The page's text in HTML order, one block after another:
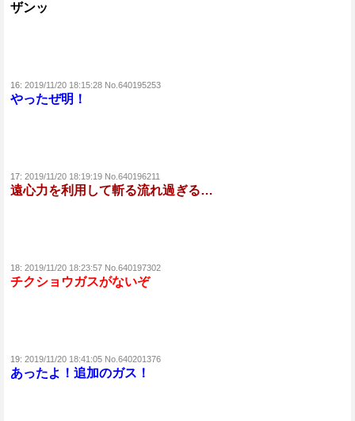
ザンッ
16: 2019/11/20 18:15:28 No.640195253
やったぜ明！
17: 2019/11/20 18:19:19 No.640196211
遠心力を利用して斬る流れ過ぎる…
18: 2019/11/20 18:23:57 No.640197302
チクショウガスがないぞ
19: 2019/11/20 18:41:05 No.640201376
あったよ！追加のガス！